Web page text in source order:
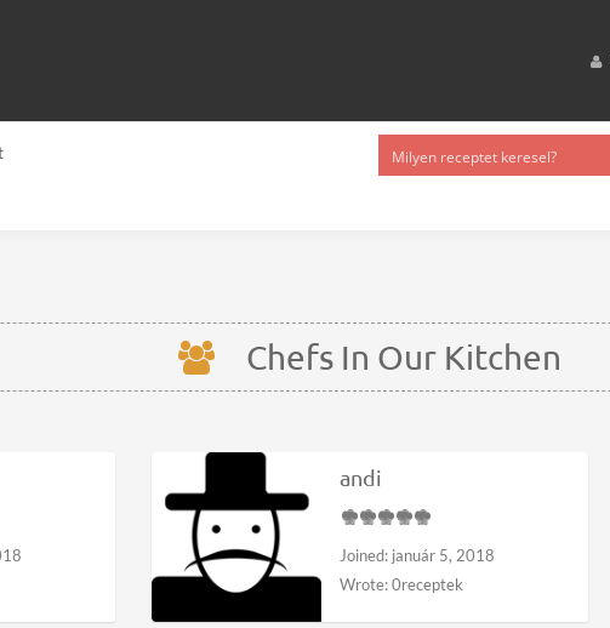
Chefs In Our Kitchen
andi
Joined: január 5, 2018
Wrote: 0receptek